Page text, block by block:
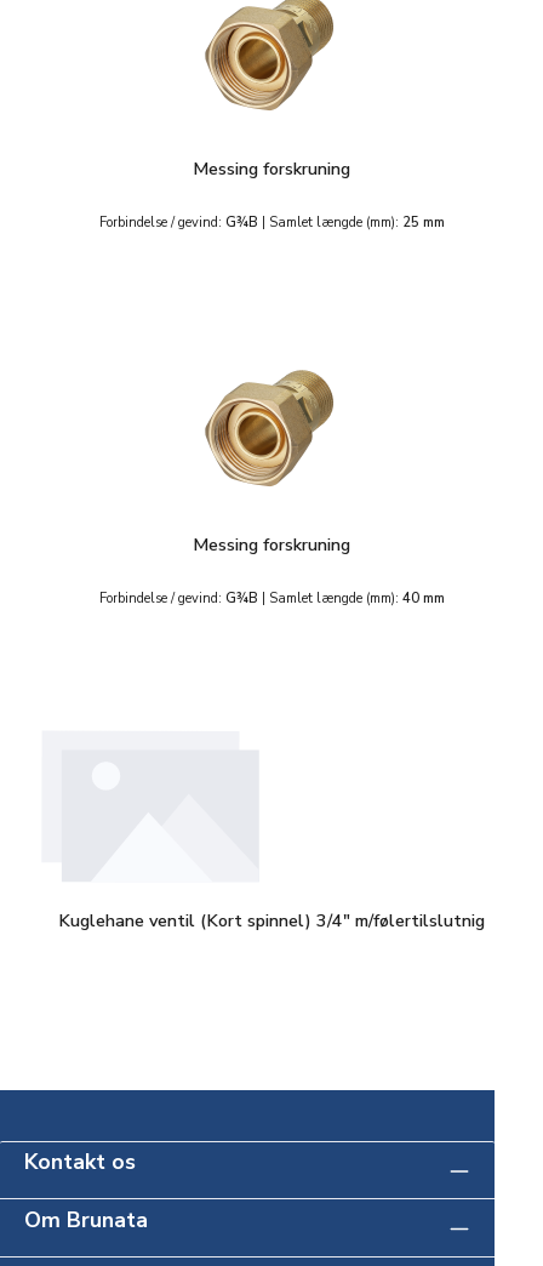
Messing forskruning
Forbindelse / gevind: G¾B Samlet længde (mm): 25 mm
Messing forskruning
Forbindelse / gevind: G¾B Samlet længde (mm): 40 mm
Kuglehane ventil (Kort spinnel) 3/4" m/følertilslutnig
Kontakt os
Om Brunata